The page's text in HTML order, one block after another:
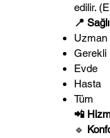
edilir. (
📍
Gerekli
Evde
Hasta
Tüm
📲
🔹